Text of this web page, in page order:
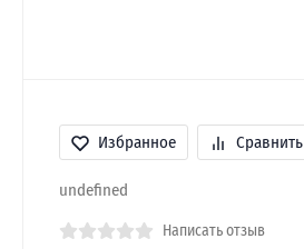
Избранное Сравнить
undefined
Написать отзыв